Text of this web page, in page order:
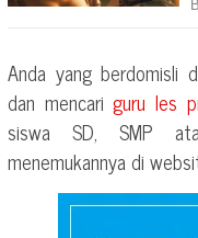
Anda yang berdomisli
dan mencariguru les
siswa SD, SMP
menemukannya di